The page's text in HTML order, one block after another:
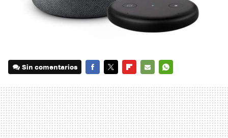
Sin comentarios
MAIL